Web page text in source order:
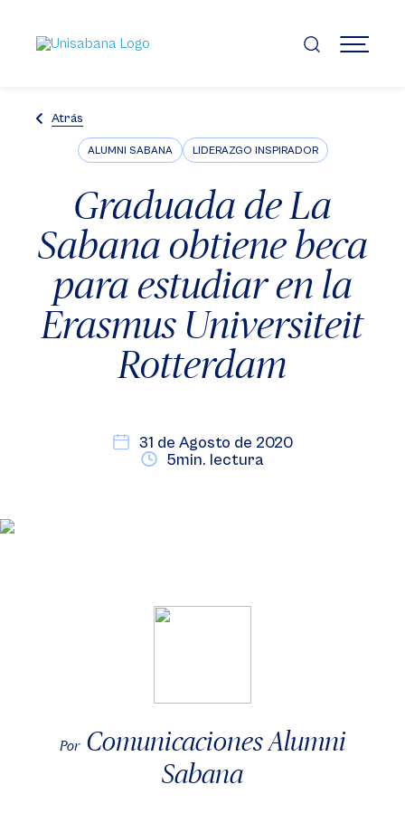
contenido
principal
MENÚ
Atrás
ALUMNI SABANA LIDERAZGO INSPIRADOR
Graduada de La
Sabana obtiene beca
para estudiar en la
Erasmus Universiteit
Rotterdam
31 de Agosto de 2020
5min. lectura
Por Comunicaciones Alumni
Sabana